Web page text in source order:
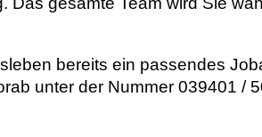
bereits ein passendes
unter der Nummer 039401 /